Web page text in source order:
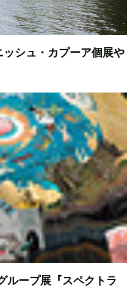
ッシュ・カプーア個展や
ループ展『スペクトラ